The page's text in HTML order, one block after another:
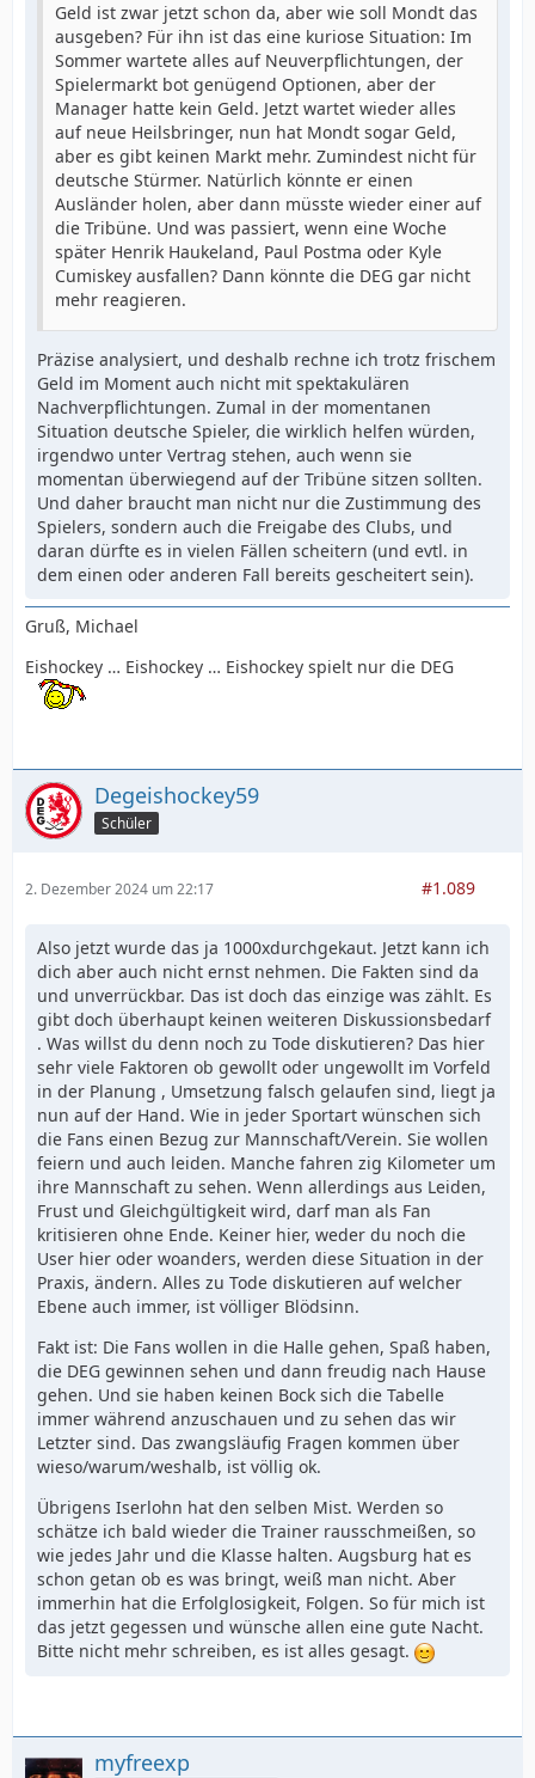
Geld ist zwar jetzt schon da, aber wie soll Mondt das
ausgeben? Für ihn ist das eine kuriose Situation: Im
Sommer wartete alles auf Neuverpflichtungen, der
Spielermarkt bot genügend Optionen, aber der
Manager hatte kein Geld. Jetzt wartet wieder alles
auf neue Heilsbringer, nun hat Mondt sogar Geld,
aber es gibt keinen Markt mehr. Zumindest nicht für
deutsche Stürmer. Natürlich könnte er einen
Ausländer holen, aber dann müsste wieder einer auf
die Tribüne. Und was passiert, wenn eine Woche
später Henrik Haukeland, Paul Postma oder Kyle
Cumiskey ausfallen? Dann könnte die DEG gar nicht
mehr reagieren.
Präzise analysiert, und deshalb rechne ich trotz frischem
Geld im Moment auch nicht mit spektakulären
Nachverpflichtungen. Zumal in der momentanen
Situation deutsche Spieler, die wirklich helfen würden,
irgendwo unter Vertrag stehen, auch wenn sie
momentan überwiegend auf der Tribüne sitzen sollten.
Und daher braucht man nicht nur die Zustimmung des
Spielers, sondern auch die Freigabe des Clubs, und
daran dürfte es in vielen Fällen scheitern (und evtl. in
dem einen oder anderen Fall bereits gescheitert sein).
Gruß, Michael
Eishockey … Eishockey … Eishockey spielt nur die DEG
Degeishockey59
Schüler
2. Dezember 2024 um 22:17 #1.089
Also jetzt wurde das ja 1000xdurchgekaut. Jetzt kann ich
dich aber auch nicht ernst nehmen. Die Fakten sind da
und unverrückbar. Das ist doch das einzige was zählt. Es
gibt doch überhaupt keinen weiteren Diskussionsbedarf
. Was willst du denn noch zu Tode diskutieren? Das hier
sehr viele Faktoren ob gewollt oder ungewollt im Vorfeld
in der Planung , Umsetzung falsch gelaufen sind, liegt ja
nun auf der Hand. Wie in jeder Sportart wünschen sich
die Fans einen Bezug zur Mannschaft/Verein. Sie wollen
feiern und auch leiden. Manche fahren zig Kilometer um
ihre Mannschaft zu sehen. Wenn allerdings aus Leiden,
Frust und Gleichgültigkeit wird, darf man als Fan
kritisieren ohne Ende. Keiner hier, weder du noch die
User hier oder woanders, werden diese Situation in der
Praxis, ändern. Alles zu Tode diskutieren auf welcher
Ebene auch immer, ist völliger Blödsinn.
Fakt ist: Die Fans wollen in die Halle gehen, Spaß haben,
die DEG gewinnen sehen und dann freudig nach Hause
gehen. Und sie haben keinen Bock sich die Tabelle
immer während anzuschauen und zu sehen das wir
Letzter sind. Das zwangsläufig Fragen kommen über
wieso/warum/weshalb, ist völlig ok.
Übrigens Iserlohn hat den selben Mist. Werden so
schätze ich bald wieder die Trainer rausschmeißen, so
wie jedes Jahr und die Klasse halten. Augsburg hat es
schon getan ob es was bringt, weiß man nicht. Aber
immerhin hat die Erfolglosigkeit, Folgen. So für mich ist
das jetzt gegessen und wünsche allen eine gute Nacht.
Bitte nicht mehr schreiben, es ist alles gesagt.
myfreexp